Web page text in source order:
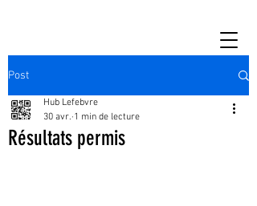
Post
Résultats permis
Hub Lefebvre
30 avr. 1 min de lecture